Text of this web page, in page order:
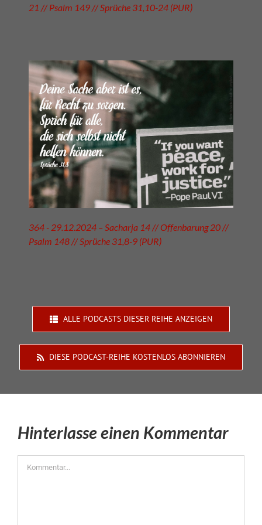
21 // Psalm 149 // Sprüche 31,10-24 (PUR)
364 - 29.12.2024 – Sacharja 14 // Offenbarung 20 //
Psalm 148 // Sprüche 31,8-9 (PUR)
ALLE PODCASTS DIESER REIHE ANZEIGEN
DIESE PODCAST-REIHE KOSTENLOS ABONNIEREN
Hinterlasse einen Kommentar